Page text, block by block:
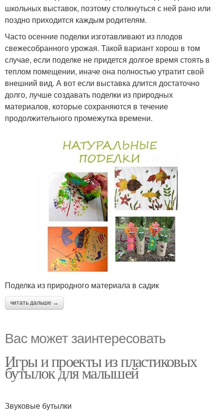
школьных выставок, поэтому столкнуться с ней рано или
поздно приходится каждым родителям.
Часто осенние поделки изготавливают из плодов
свежесобранного урожая. Такой вариант хорош в том
случае, если поделке не придется долгое время стоять в
теплом помещении, иначе она полностью утратит свой
внешний вид. А вот если выставка длится достаточно
долго, лучше создавать поделки из природных
материалов, которые сохраняются в течение
продолжительного промежутка времени.
Поделка из природного материала в садик
читать дальше →
Вас может заинтересовать
Игры и проекты из пластиковых
бутылок для малышей
Звуковые бутылки